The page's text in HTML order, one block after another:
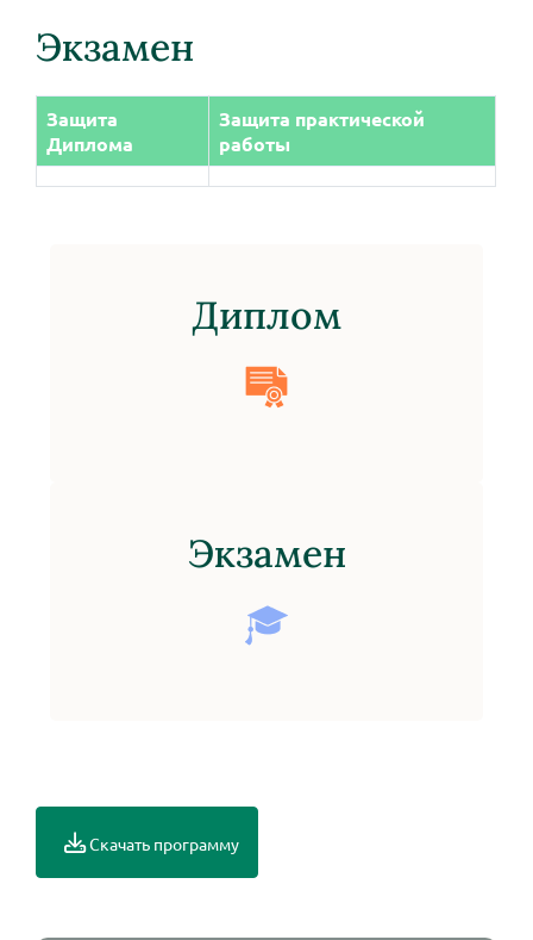
Экзамен
Защита
Диплома
Защита практической
работы
Диплом
Экзамен
Скачать программу